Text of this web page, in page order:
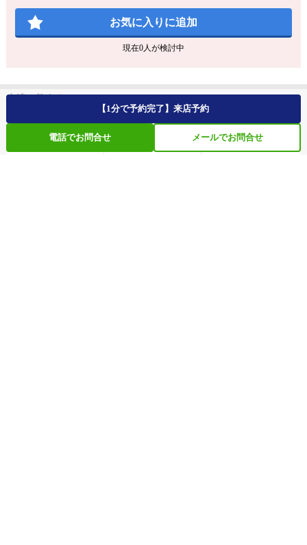
お気に入りに追加
現在0人が検討中
友達に教える
メールで送る LINEで送る
【1分で予約完了】来店予約
電話でお問合せ メールでお問合せ